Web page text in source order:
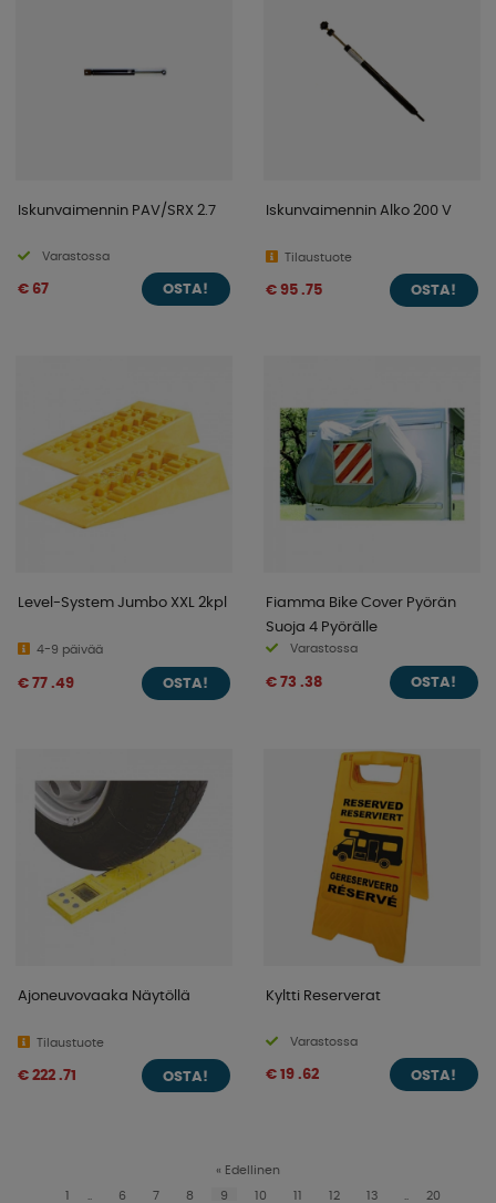
Iskunvaimennin PAV/SRX 2.7
Varastossa
€ 67 OSTA!
Iskunvaimennin Alko 200 V
Tilaustuote
€ 95 .75 OSTA!
Level-System Jumbo XXL 2kpl
4-9 päivää
€ 77 .49 OSTA!
Fiamma Bike Cover Pyörän
Suoja 4 Pyörälle
Varastossa
€ 73 .38 OSTA!
Ajoneuvovaaka Näytöllä
Tilaustuote
€ 222 .71 OSTA!
Kyltti Reserverat
Varastossa
€ 19 .62 OSTA!
« Edellinen
1 6 7 8 9 10 11 12 13 20